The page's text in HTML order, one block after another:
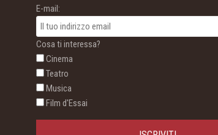
E-mail:
Cosa ti interessa?
Cinema
Teatro
Musica
Film d'Essai